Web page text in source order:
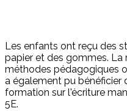
Les enfants ont reçu des
papier et des gommes. La
méthodes pédagogiques
a également pu bénéficier
formation sur l'écriture
5E.